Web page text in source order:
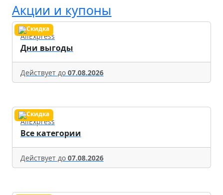
Акции и купоны
AliExpress
Дни выгоды
Действует до 07.08.2026
AliExpress
Все категории
Действует до 07.08.2026